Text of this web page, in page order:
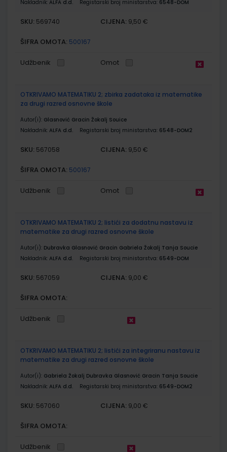
Nakladnik: ALFA d.d. Registarski broj ministarstva: 6548-DOM
SKU: 569740 CIJENA: 9,50 €
ŠIFRA OMOTA: 500167
Udžbenik Omot
OTKRIVAMO MATEMATIKU 2; zbirka zadataka iz matematike
za drugi razred osnovne škole
Autor(i): Glasnović Gracin Žokalj Souice
Nakladnik: ALFA d.d. Registarski broj ministarstva: 6548-DOM2
SKU: 567058 CIJENA: 9,50 €
ŠIFRA OMOTA: 500167
Udžbenik Omot
OTKRIVAMO MATEMATIKU 2; listići za dodatnu nastavu iz
matematike za drugi razred osnovne škole
Autor(i): Dubravka Glasnović Gracin Gabriela Žokalj Tanja Soucie
Nakladnik: ALFA d.d. Registarski broj ministarstva: 6549-DOM
SKU: 567059 CIJENA: 9,00 €
ŠIFRA OMOTA:
Udžbenik
OTKRIVAMO MATEMATIKU 2; listići za integriranu nastavu iz
matematike za drugi razred osnovne škole
Autor(i): Gabriela Žokalj Dubravka Glasnović Gracin Tanja Soucie
Nakladnik: ALFA d.d. Registarski broj ministarstva: 6549-DOM2
SKU: 567060 CIJENA: 9,00 €
ŠIFRA OMOTA:
Udžbenik